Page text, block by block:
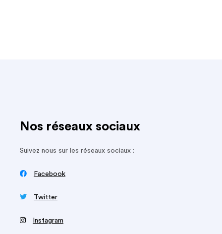
Nos réseaux sociaux
Suivez nous sur les réseaux sociaux :
 Facebook
 Twitter
‍ Instagram